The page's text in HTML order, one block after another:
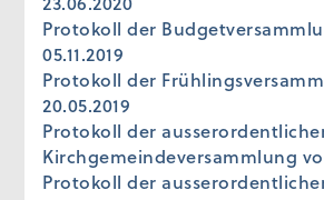
Protokoll der
05.11.2019
Protokoll der
20.05.2019
Protokoll der
Kirchgemeindeversammlung
Protokoll der